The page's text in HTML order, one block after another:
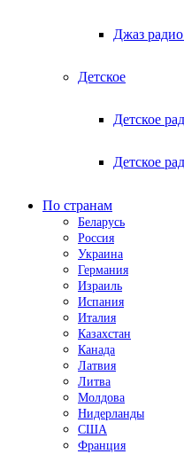
Джаз
Детское
Детское
Детское
По странам
Беларусь
Россия
Украина
Германия
Израиль
Испания
Италия
Казахстан
Канада
Латвия
Литва
Молдова
Нидерланды
США
Франция